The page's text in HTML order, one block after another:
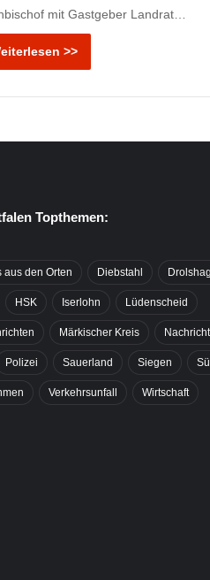
mit Gastgeber Landrat…
>>
Topthemen:
aus den Orten Diebstahl
HSK Iserlohn Lüdenscheid
Märkischer Kreis
Polizei Sauerland Siegen
Verkehrsunfall Wirtschaft